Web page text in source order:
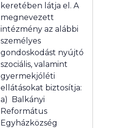
keretében látja el. A
megnevezett
intézmény az alábbi
személyes
gondoskodást nyújtó
szociális, valamint
gyermekjóléti
ellátásokat biztosítja:
a) Balkányi
Református
Egyházközség